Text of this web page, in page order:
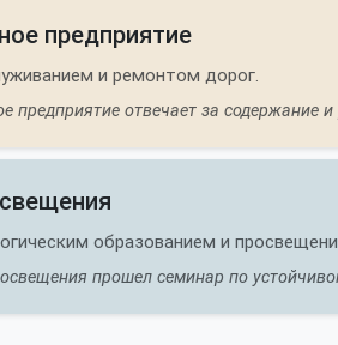
предприятие
и ремонтом дорог.
отвечает за содержание и
образованием и
прошел семинар по